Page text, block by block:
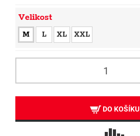
Velikost
M L XL XXL
DO KOŠÍKU